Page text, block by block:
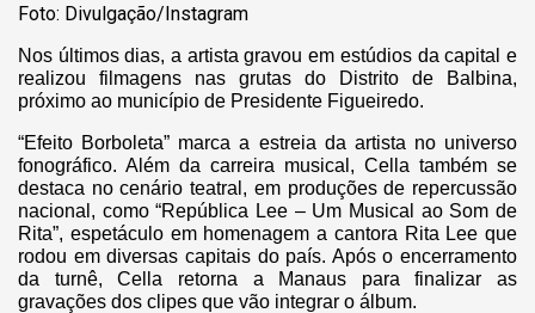
Foto: Divulgação/Instagram
Nos últimos dias, a artista gravou em estúdios da capital e
realizou filmagens nas grutas do Distrito de Balbina,
próximo ao município de Presidente Figueiredo.
“Efeito Borboleta” marca a estreia da artista no universo
fonográfico. Além da carreira musical, Cella também se
destaca no cenário teatral, em produções de repercussão
nacional, como “República Lee – Um Musical ao Som de
Rita”, espetáculo em homenagem a cantora Rita Lee que
rodou em diversas capitais do país. Após o encerramento
da turnê, Cella retorna a Manaus para finalizar as
gravações dos clipes que vão integrar o álbum.